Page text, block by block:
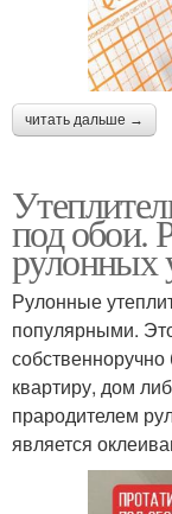
читать дальше →
под обои.
рулонных
Рулонные
популярными.
собственноручно
квартиру, дом
прародителем
является